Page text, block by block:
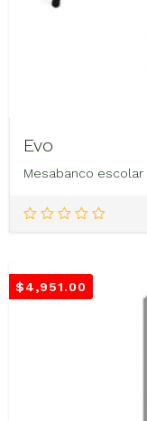
Evo
Mesabanco
$4,951.00